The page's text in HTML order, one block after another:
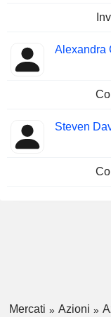
Alexandra
Steven
Mercati Azioni